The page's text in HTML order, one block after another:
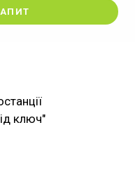
ключ"